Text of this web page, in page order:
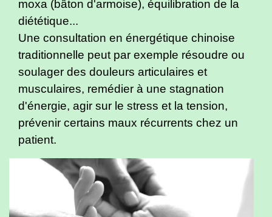
moxa (bâton d'armoise), équilibration de la
diététique...
Une consultation en énergétique chinoise
traditionnelle peut par exemple résoudre ou
soulager des douleurs articulaires et
musculaires, remédier à une stagnation
d'énergie, agir sur le stress et la tension,
prévenir certains maux récurrents chez un
patient.